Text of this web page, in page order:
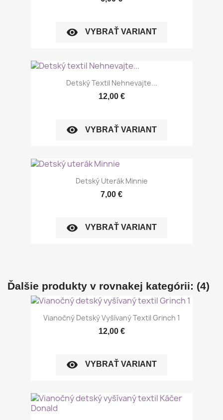
visibility VYBRAŤ VARIANT
Detský Textil Nehnevajte...
12,00 €
visibility VYBRAŤ VARIANT
Detský Uterák Minnie
7,00 €
visibility VYBRAŤ VARIANT
Ďalšie produkty v rovnakej kategórii: (4)
Vianočný Detský Vyšívaný Textil Grinch 1
12,00 €
visibility VYBRAŤ VARIANT